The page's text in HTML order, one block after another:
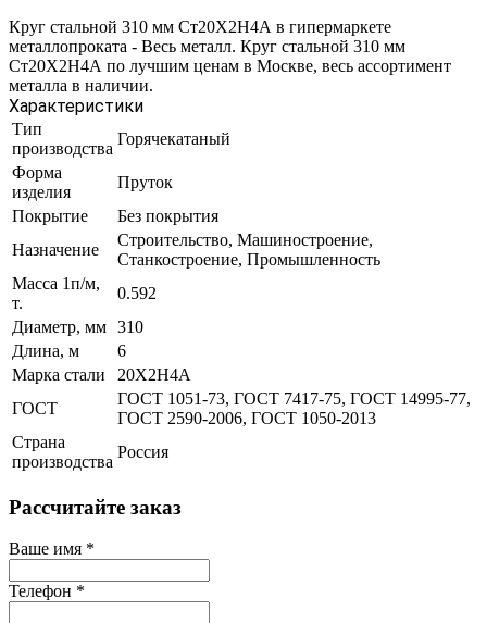
Круг стальной 310 мм Ст20Х2Н4А в гипермаркете
металлопроката - Весь металл. Круг стальной 310 мм
Ст20Х2Н4А по лучшим ценам в Москве, весь ассортимент
металла в наличии.
Характеристики
Тип
производства
Горячекатаный
Форма
изделия
Пруток
Покрытие
Без покрытия
Назначение
Строительство, Машиностроение,
Станкостроение, Промышленность
Масса 1п/м,
т.
0.592
Диаметр, мм 310
Длина, м
6
Марка стали
20Х2Н4А
ГОСТ
ГОСТ 1051-73, ГОСТ 7417-75, ГОСТ 14995-77,
ГОСТ 2590-2006, ГОСТ 1050-2013
Страна
производства
Россия
Рассчитайте заказ
Ваше имя *
Телефон *